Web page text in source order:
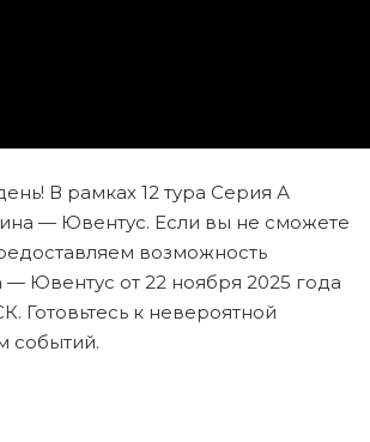
В рамках 12 тура Серия А
— Ювентус. Если вы не сможете
возможность
Ювентус от 22 ноября 2025 года
Готовьтесь к невероятной
событий.